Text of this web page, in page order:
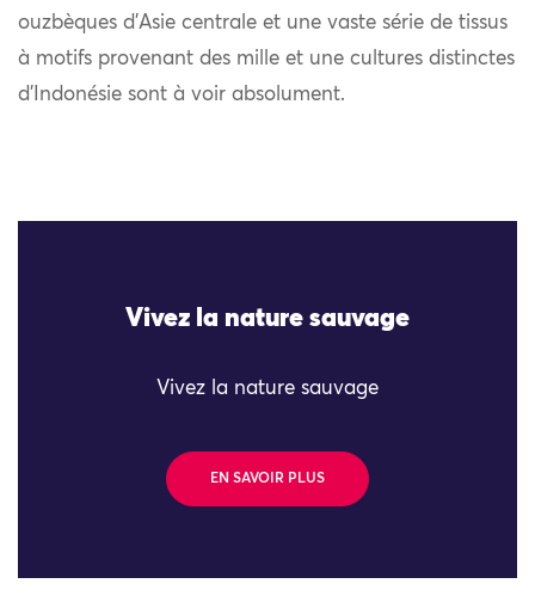
ouzbèques d’Asie centrale et une vaste série de tissus
à motifs provenant des mille et une cultures distinctes
d’Indonésie sont à voir absolument.
Vivez la nature sauvage
Vivez la nature sauvage
EN SAVOIR PLUS